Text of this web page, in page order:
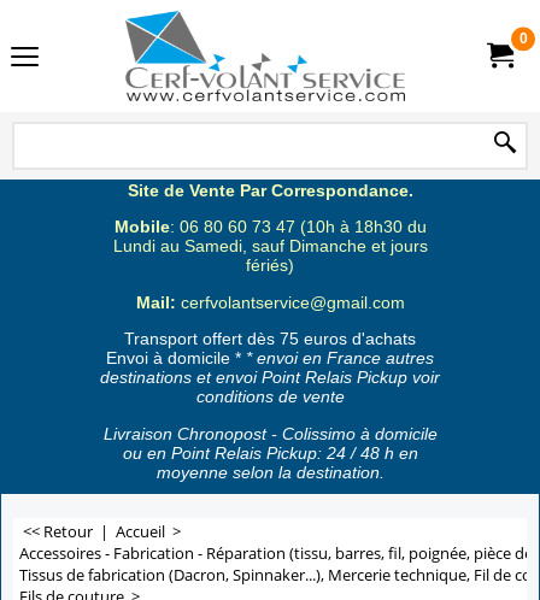
0
Site de Vente Par Correspondance.
Mobile: 06 80 60 73 47 (10h à 18h30 du
Lundi au Samedi, sauf Dimanche et jours
fériés)
Mail: cerfvolantservice@gmail.com
Transport offert dès 75 euros d'achats
Envoi à domicile * * envoi en France autres
destinations et envoi Point Relais Pickup voir
conditions de vente
Livraison Chronopost - Colissimo à domicile
ou en Point Relais Pickup: 24 / 48 h en
moyenne selon la destination.
<< Retour | Accueil >
Accessoires - Fabrication - Réparation (tissu, barres, fil, poignée, pièce de
Tissus de fabrication (Dacron, Spinnaker...), Mercerie technique, Fil de